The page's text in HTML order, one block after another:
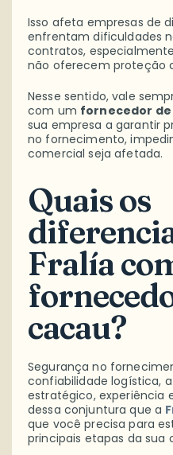
Isso afeta empresas de
enfrentam dificuldades
contratos,
não oferecem proteção
Nesse sentido, vale
com um fornecedor
sua empresa a garantir
no fornecimento,
comercial seja afetada.
Quais os
Fralía
cacau?
Segurança no
confiabilidade logística,
estratégico, experiência
dessa conjuntura que a
que você precisa para
principais etapas da sua